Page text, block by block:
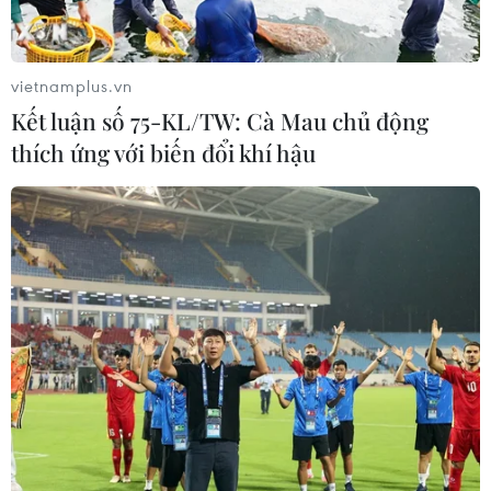
thải khí nhà kính vào năm 2030
07/08/2026 09:42
Bão Dolphin càn quét các đảo miền
Nam Nhật Bản, sân bay Okinawa
phải đóng cửa
07/08/2026 09:10
Từ ngày 9/8, cảnh báo nắng nóng
diện rộng ở khu vực Bắc Bộ và Trung
Bộ
07/08/2026 08:58
Từ Quảng Ninh đến Quảng Trị chủ
vietnamplus.vn
Kết luận số 75-KL/TW: Cà Mau chủ động
thích ứng với biến đổi khí hậu